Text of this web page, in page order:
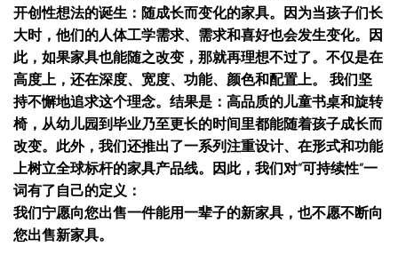
开创性想法的诞生：随成长而变化的家具。因为当孩子们长
大时，他们的人体工学需求、需求和喜好也会发生变化。因
此，如果家具也能随之改变，那就再理想不过了。不仅是在
高度上，还在深度、宽度、功能、颜色和配置上。 我们坚
持不懈地追求这个理念。结果是：高品质的儿童书桌和旋转
椅，从幼儿园到毕业乃至更长的时间里都能随着孩子成长而
改变。此外，我们还推出了一系列注重设计、在形式和功能
上树立全球标杆的家具产品线。因此，我们对“可持续性”一
词有了自己的定义：
我们宁愿向您出售一件能用一辈子的新家具，也不愿不断向
您出售新家具。